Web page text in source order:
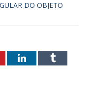
DO OBJETO
LinkedInTumblr